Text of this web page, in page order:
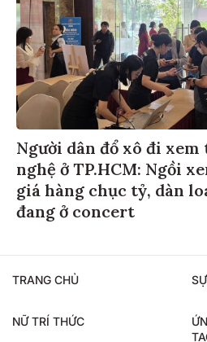
Người dân đổ xô đi
nghệ ở TP.HCM: Ngồi
giá hàng chục tỷ, dàn
đang ở concert
TRANG CHỦ
NỮ TRÍ THỨC